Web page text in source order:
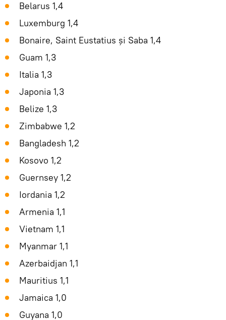
Belarus 1,4
Luxemburg 1,4
Bonaire, Saint Eustatius și Saba 1,4
Guam 1,3
Italia 1,3
Japonia 1,3
Belize 1,3
Zimbabwe 1,2
Bangladesh 1,2
Kosovo 1,2
Guernsey 1,2
Iordania 1,2
Armenia 1,1
Vietnam 1,1
Myanmar 1,1
Azerbaidjan 1,1
Mauritius 1,1
Jamaica 1,0
Guyana 1,0